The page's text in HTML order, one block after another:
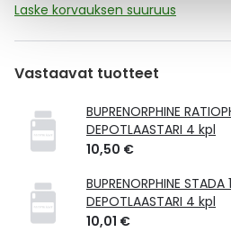
Laske korvauksen suuruus
Vastaavat tuotteet
BUPRENORPHINE
DEPOTLAASTARI 4 kpl
10,50 €
BUPRENORPHINE
DEPOTLAASTARI 4 kpl
10,01 €